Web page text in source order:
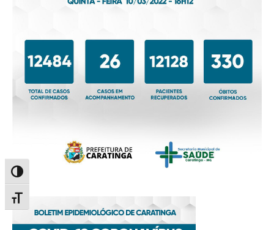
Alternar alto contraste
Alternar tamanho da fonte